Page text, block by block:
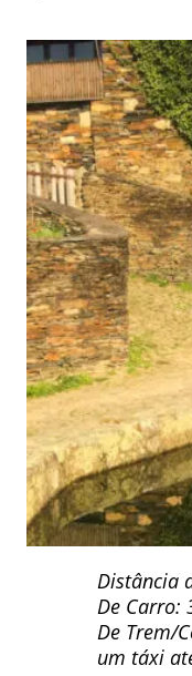
Distância
De Carro:
De Trem/
um táxi